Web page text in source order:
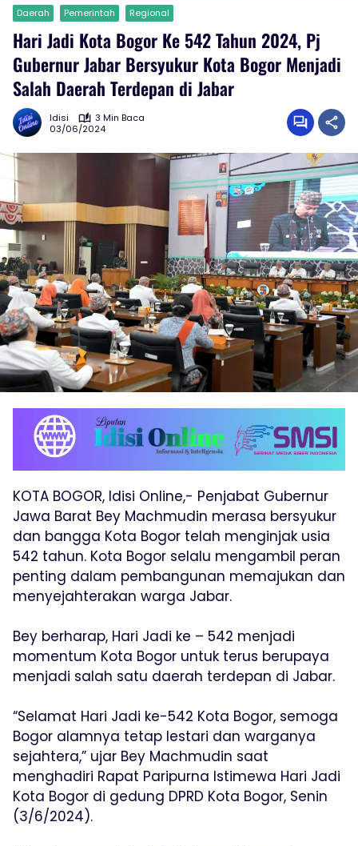
Daerah Pemerintah Regional
Hari Jadi Kota Bogor Ke 542 Tahun 2024, Pj
Gubernur Jabar Bersyukur Kota Bogor Menjadi
Salah Daerah Terdepan di Jabar
Idisi
3 Min Baca
03/06/2024
KOTA BOGOR, Idisi Online,- Penjabat Gubernur
Jawa Barat Bey Machmudin merasa bersyukur
dan bangga Kota Bogor telah menginjak usia
542 tahun. Kota Bogor selalu mengambil peran
penting dalam pembangunan memajukan dan
menyejahterakan warga Jabar.
Bey berharap, Hari Jadi ke – 542 menjadi
momentum Kota Bogor untuk terus berupaya
menjadi salah satu daerah terdepan di Jabar.
“Selamat Hari Jadi ke-542 Kota Bogor, semoga
Bogor alamnya tetap lestari dan warganya
sejahtera,” ujar Bey Machmudin saat
menghadiri Rapat Paripurna Istimewa Hari Jadi
Kota Bogor di gedung DPRD Kota Bogor, Senin
(3/6/2024).